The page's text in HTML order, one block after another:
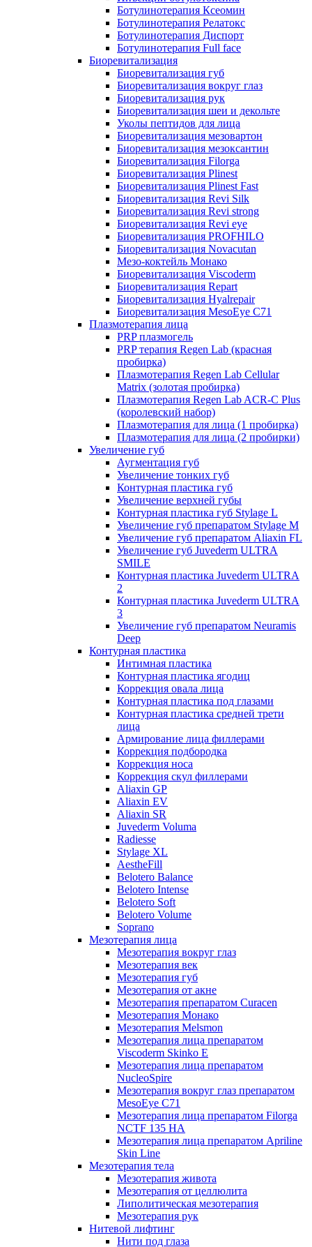
Ботулинотерапия Ксеомин
Ботулинотерапия Релатокс
Ботулинотерапия Диспорт
Ботулинотерапия Full face
Биоревитализация
Биоревитализация губ
Биоревитализация вокруг глаз
Биоревитализация рук
Биоревитализация шеи и декольте
Уколы пептидов для лица
Биоревитализация мезовартон
Биоревитализация мезоксантин
Биоревитализация Filorga
Биоревитализация Plinest
Биоревитализация Plinest Fast
Биоревитализация Revi Silk
Биоревитализация Revi strong
Биоревитализация Revi eye
Биоревитализация PROFHILO
Биоревитализация Novacutan
Мезо-коктейль Монако
Биоревитализация Viscoderm
Биоревитализация Repart
Биоревитализация Hyalrepair
Биоревитализация MesoEye C71
Плазмотерапия лица
PRP плазмогель
PRP терапия Regen Lab (красная
пробирка)
Плазмотерапия Regen Lab Cellular
Matrix (золотая пробирка)
Плазмотерапия Regen Lab ACR-C Plus
(королевский набор)
Плазмотерапия для лица (1 пробирка)
Плазмотерапия для лица (2 пробирки)
Увеличение губ
Аугментация губ
Увеличение тонких губ
Контурная пластика губ
Увеличение верхней губы
Контурная пластика губ Stylage L
Увеличение губ препаратом Stylage M
Увеличение губ препаратом Aliaxin FL
Увеличение губ Juvederm ULTRA
SMILE
Контурная пластика Juvederm ULTRA
2
Контурная пластика Juvederm ULTRA
3
Увеличение губ препаратом Neuramis
Deep
Контурная пластика
Интимная пластика
Контурная пластика ягодиц
Коррекция овала лица
Контурная пластика под глазами
Контурная пластика средней трети
лица
Армирование лица филлерами
Коррекция подбородка
Коррекция носа
Коррекция скул филлерами
Aliaxin GP
Aliaxin EV
Aliaxin SR
Juvederm Voluma
Radiesse
Stylage XL
AestheFill
Belotero Balance
Belotero Intense
Belotero Soft
Belotero Volume
Soprano
Мезотерапия лица
Мезотерапия вокруг глаз
Мезотерапия век
Мезотерапия губ
Мезотерапия от акне
Мезотерапия препаратом Curacen
Мезотерапия Монако
Мезотерапия Melsmon
Мезотерапия лица препаратом
Viscoderm Skinko E
Мезотерапия лица препаратом
NucleoSpire
Мезотерапия вокруг глаз препаратом
MesoEye С71
Мезотерапия лица препаратом Filorga
NCTF 135 HA
Мезотерапия лица препаратом Apriline
Skin Line
Мезотерапия тела
Мезотерапия живота
Мезотерапия от целлюлита
Липолитическая мезотерапия
Мезотерапия рук
Нитевой лифтинг
Нити под глаза